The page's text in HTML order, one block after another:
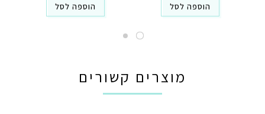
הוספה לסל הוספה לסל
מוצרים קשורים